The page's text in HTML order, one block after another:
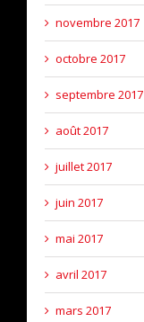
novembre 2017
octobre 2017
septembre 2017
août 2017
juillet 2017
juin 2017
mai 2017
avril 2017
mars 2017